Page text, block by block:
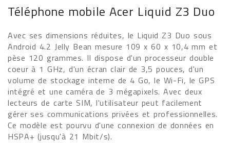
Téléphone mobile Acer Liquid Z3 Duo
Avec ses dimensions réduites, le Liquid Z3 Duo sous
Android 4.2 Jelly Bean mesure 109 x 60 x 10,4 mm et
pèse 120 grammes. Il dispose d'un processeur double
coeur à 1 GHz, d'un écran clair de 3,5 pouces, d'un
volume de stockage interne de 4 Go, le Wi-Fi, le GPS
intégré et une caméra de 3 mégapixels. Avec deux
lecteurs de carte SIM, l'utilisateur peut facilement
gérer ses communications privées et professionnelles.
Ce modèle est pourvu d'une connexion de données en
HSPA+ (jusqu'à 21 Mbit/s).